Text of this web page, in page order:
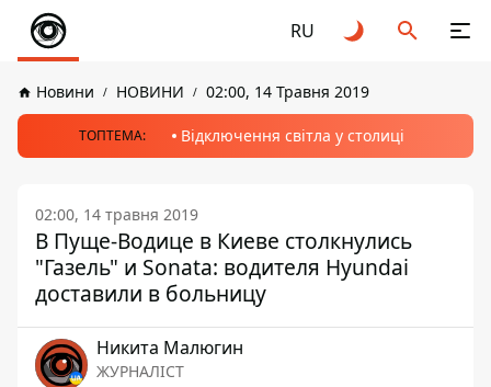
RU
Новини НОВИНИ 02:00, 14 Травня 2019
ТОПТЕМА: Відключення світла у столиці
02:00, 14 травня 2019
В Пуще-Водице в Киеве столкнулись
"Газель" и Sonata: водителя Hyundai
доставили в больницу
Никита Малюгин
ЖУРНАЛІСТ